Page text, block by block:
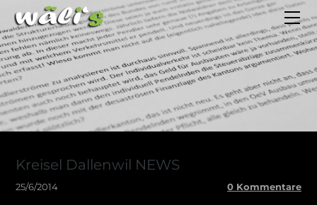
Kreisel Dallenwil NEWS
25/6/2014 0 Kommentare
HOME
BLOG
ESSEYS
AUTOINDEX
KONTAKT